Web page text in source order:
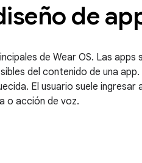
de
de Wear OS. Las
del contenido de una
El usuario suele
o acción de voz.